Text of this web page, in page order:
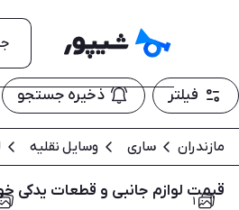
فیلتر ذخیره جستجو
مازندران ساری وسایل نقلیه
قیمت لوازم جانبی و قطعات یدکی
۱